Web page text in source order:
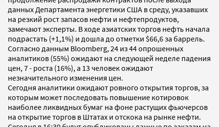
данных Департамента энергетики США в среду, указавших
на резкий рост запасов нефти и нефтепродуктов,
замечают эксперты. В ходе азиатских торгов нефть начала
подрастать (+1,1%) и дошла до отметки $66,6 за баррель.
Согласно данным Bloomberg, 24 из 44 опрошенных
аналитиков (55%) ожидают на следующей неделе падения
цен, 7 - роста (16%), а 13 человек ожидают
незначительного изменения цен.
Сегодня аналитики ожидают ровного открытия торгов, за
которым может последовать повышение котировок
наиболее ликвидных бумаг на фоне растущих фьючерсов
на открытие торгов в Штатах и отскока на рынке нефти.